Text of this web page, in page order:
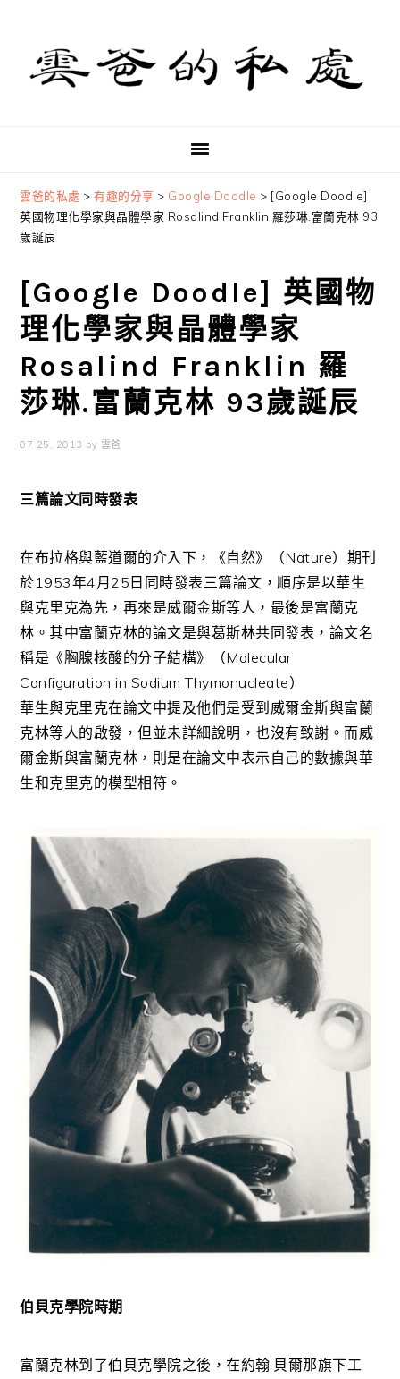
primary
navigation
content
primary
sidebar
雲爸的私處 >有趣的分享 > Google Doodle > [Google Doodle]
英國物理化學家與晶體學家 Rosalind Franklin 羅莎琳.富蘭克林 93
歲誕辰
[Google Doodle] 英國物
理化學家與晶體學家
Rosalind Franklin 羅
莎琳.富蘭克林 93歲誕辰
07 25, 2013 by 雲爸
三篇論文同時發表
在布拉格與藍道爾的介入下，《自然》（Nature）期刊
於1953年4月25日同時發表三篇論文，順序是以華生
與克里克為先，再來是威爾金斯等人，最後是富蘭克
林。其中富蘭克林的論文是與葛斯林共同發表，論文名
稱是《胸腺核酸的分子結構》（Molecular
Configuration in Sodium Thymonucleate）
華生與克里克在論文中提及他們是受到威爾金斯與富蘭
克林等人的啟發，但並未詳細說明，也沒有致謝。而威
爾金斯與富蘭克林，則是在論文中表示自己的數據與華
生和克里克的模型相符。
伯貝克學院時期
富蘭克林到了伯貝克學院之後，在約翰·貝爾那旗下工